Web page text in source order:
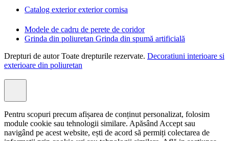
Catalog exterior exterior cornisa
Modele de cadru de perete de coridor
Grinda din poliuretan Grinda din spumă artificială
Drepturi de autor Toate drepturile rezervate. Decoratiuni interioare si
exterioare din poliuretan
Pentru scopuri precum afișarea de conținut personalizat, folosim
module cookie sau tehnologii similare. Apăsând Accept sau
navigând pe acest website, ești de acord să permiți colectarea de